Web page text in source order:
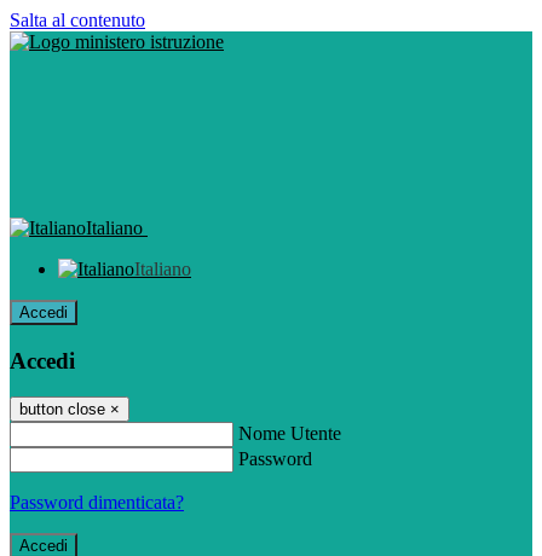
Salta al contenuto
Italiano
Italiano
Accedi
Accedi
button close ×
Nome Utente
Password
Password dimenticata?